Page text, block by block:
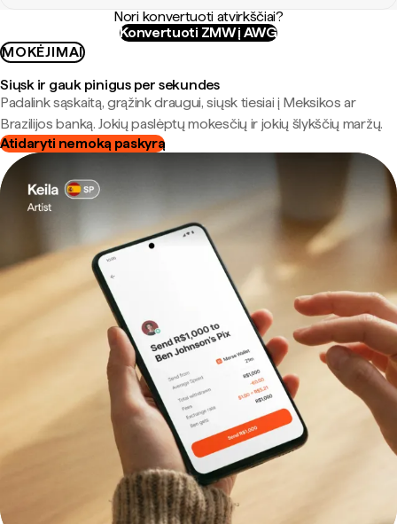
Nori konvertuoti atvirkščiai?
Konvertuoti ZMW į AWG
MOKĖJIMAI
Siųsk ir gauk pinigus per sekundes
Padalink sąskaitą, grąžink draugui, siųsk tiesiai į Meksikos ar
Brazilijos banką. Jokių paslėptų mokesčių ir jokių šlykščių maržų.
Atidaryti nemoką paskyrą